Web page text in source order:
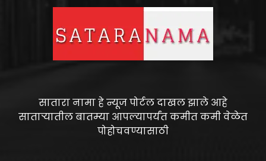
सातारा नामा हे न्यूज पोर्टल दाखल झाले आहे
साताऱ्यातील बातम्या आपल्यापर्यंत कमीत कमी वेळेत
पोहोचवण्यासाठी